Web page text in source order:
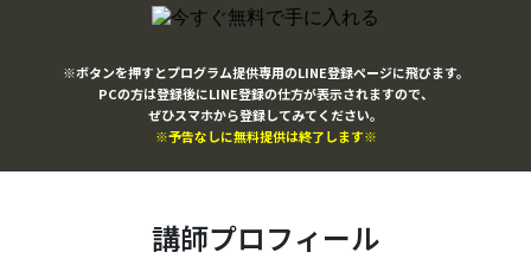
※ボタンを押すとプログラム提供専用のLINE登録ページに飛びます。
PCの方は登録後にLINE登録の仕方が表示されますので、
ぜひスマホから登録してみてください。
※予告なしに無料提供は終了します※
講師プロフィール